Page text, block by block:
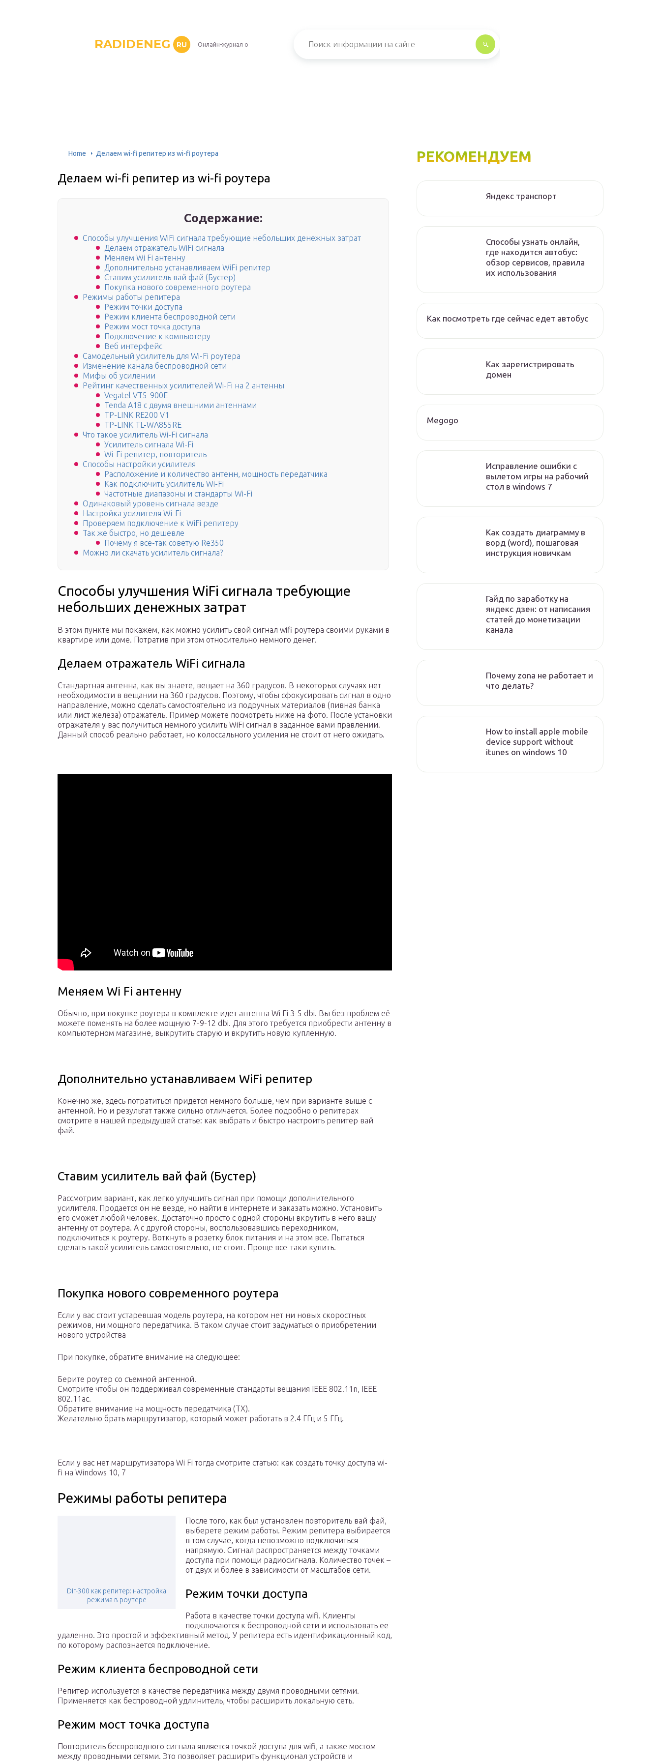
RADIDENEG RU Онлайн-журнал о
Home Делаем wi-fi репитер из wi-fi роутера
Делаем wi-fi репитер из wi-fi роутера
Содержание:
Способы улучшения WiFi сигнала требующие небольших денежных затрат
Делаем отражатель WiFi сигнала
Меняем Wi Fi антенну
Дополнительно устанавливаем WiFi репитер
Ставим усилитель вай фай (Бустер)
Покупка нового современного роутера
Режимы работы репитера
Режим точки доступа
Режим клиента беспроводной сети
Режим мост точка доступа
Подключение к компьютеру
Веб интерфейс
Самодельный усилитель для Wi-Fi роутера
Изменение канала беспроводной сети
Мифы об усилении
Рейтинг качественных усилителей Wi-Fi на 2 антенны
Vegatel VT5-900E
Tenda A18 с двумя внешними антеннами
TP-LINK RE200 V1
TP-LINK TL-WA855RE
Что такое усилитель Wi-Fi сигнала
Усилитель сигнала Wi-Fi
Wi-Fi репитер, повторитель
Способы настройки усилителя
Расположение и количество антенн, мощность передатчика
Как подключить усилитель Wi-Fi
Частотные диапазоны и стандарты Wi-Fi
Одинаковый уровень сигнала везде
Настройка усилителя Wi-Fi
Проверяем подключение к WiFi репитеру
Так же быстро, но дешевле
Почему я все-так советую Re350
Можно ли скачать усилитель сигнала?
Способы улучшения WiFi сигнала требующие
небольших денежных затрат
В этом пункте мы покажем, как можно усилить свой сигнал wifi роутера своими руками в
квартире или доме. Потратив при этом относительно немного денег.
Делаем отражатель WiFi сигнала
Стандартная антенна, как вы знаете, вещает на 360 градусов. В некоторых случаях нет
необходимости в вещании на 360 градусов. Поэтому, чтобы сфокусировать сигнал в одно
направление, можно сделать самостоятельно из подручных материалов (пивная банка
или лист железа) отражатель. Пример можете посмотреть ниже на фото. После установки
отражателя у вас получиться немного усилить WiFi сигнал в заданное вами правлении.
Данный способ реально работает, но колоссального усиления не стоит от него ожидать.
Меняем Wi Fi антенну
Обычно, при покупке роутера в комплекте идет антенна Wi Fi 3-5 dbi. Вы без проблем её
можете поменять на более мощную 7-9-12 dbi. Для этого требуется приобрести антенну в
компьютерном магазине, выкрутить старую и вкрутить новую купленную.
Дополнительно устанавливаем WiFi репитер
Конечно же, здесь потратиться придется немного больше, чем при варианте выше с
антенной. Но и результат также сильно отличается. Более подробно о репитерах
смотрите в нашей предыдущей статье: как выбрать и быстро настроить репитер вай
фай.
Ставим усилитель вай фай (Бустер)
Рассмотрим вариант, как легко улучшить сигнал при помощи дополнительного
усилителя. Продается он не везде, но найти в интернете и заказать можно. Установить
его сможет любой человек. Достаточно просто с одной стороны вкрутить в него вашу
антенну от роутера. А с другой стороны, воспользовавшись переходником,
подключиться к роутеру. Воткнуть в розетку блок питания и на этом все. Пытаться
сделать такой усилитель самостоятельно, не стоит. Проще все-таки купить.
Покупка нового современного роутера
Если у вас стоит устаревшая модель роутера, на котором нет ни новых скоростных
режимов, ни мощного передатчика. В таком случае стоит задуматься о приобретении
нового устройства
При покупке, обратите внимание на следующее:
Берите роутер со съемной антенной.
Смотрите чтобы он поддерживал современные стандарты вещания IEEE 802.11n, IEEE
802.11ac.
Обратите внимание на мощность передатчика (TX).
Желательно брать маршрутизатор, который может работать в 2.4 ГГц и 5 ГГц.
Если у вас нет маршрутизатора Wi Fi тогда смотрите статью: как создать точку доступа wi-
fi на Windows 10, 7
Режимы работы репитера
Dir-300 как репитер: настройка
режима в роутере
После того, как был установлен повторитель вай фай,
выберете режим работы. Режим репитера выбирается
в том случае, когда невозможно подключиться
напрямую. Сигнал распространяется между точками
доступа при помощи радиосигнала. Количество точек –
от двух и более в зависимости от масштабов сети.
Режим точки доступа
Работа в качестве точки доступа wifi. Клиенты
подключаются к беспроводной сети и использовать ее
удаленно. Это простой и эффективный метод. У репитера есть идентификационный код,
по которому распознается подключение.
Режим клиента беспроводной сети
Репитер используется в качестве передатчика между двумя проводными сетями.
Применяется как беспроводной удлинитель, чтобы расширить локальную сеть.
Режим мост точка доступа
Повторитель беспроводного сигнала является точкой доступа для wifi, а также мостом
между проводными сетями. Это позволяет расширить функционал устройств и
РЕКОМЕНДУЕМ
Яндекс транспорт
Способы узнать онлайн,
где находится автобус:
обзор сервисов, правила
их использования
Как посмотреть где сейчас едет автобус
Как зарегистрировать
домен
Megogo
Исправление ошибки с
вылетом игры на рабочий
стол в windows 7
Как создать диаграмму в
ворд (word), пошаговая
инструкция новичкам
Гайд по заработку на
яндекс дзен: от написания
статей до монетизации
канала
Почему zona не работает и
что делать?
How to install apple mobile
device support without
itunes on windows 10